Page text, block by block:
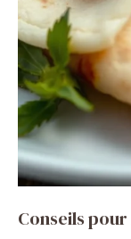
Conseils